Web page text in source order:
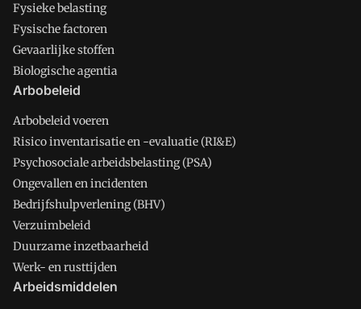
Fysieke belasting
Fysische factoren
Gevaarlijke stoffen
Biologische agentia
Arbobeleid
Arbobeleid voeren
Risico inventarisatie en -evaluatie (RI&E)
Psychosociale arbeidsbelasting (PSA)
Ongevallen en incidenten
Bedrijfshulpverlening (BHV)
Verzuimbeleid
Duurzame inzetbaarheid
Werk- en rusttijden
Arbeidsmiddelen